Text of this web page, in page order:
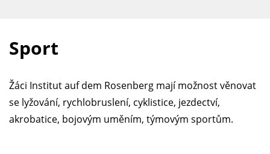
Sport
Žáci Institut auf dem Rosenberg mají možnost věnovat
se lyžování, rychlobruslení, cyklistice, jezdectví,
akrobatice, bojovým uměním, týmovým sportům.